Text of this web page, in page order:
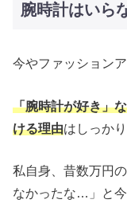
腕時計はいら
今やファッション
「腕時計が好き」
ける理由はしっか
私自身、昔数万円
なかったな…」と今